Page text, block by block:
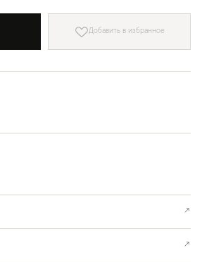
Добавить в избранное
↗
↗